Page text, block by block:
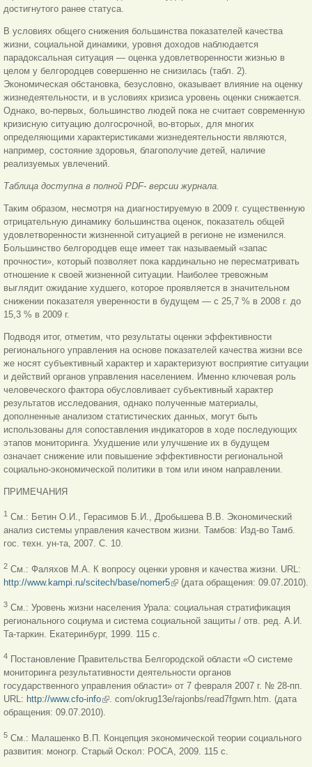
достигнутого ранее статуса.
В условиях общего снижения большинства показателей качества
жизни, социальной динамики, уровня доходов наблюдается
парадоксальная ситуация — оценка удовлетворенности жизнью в
целом у белгородцев совершенно не снизилась (табл. 2).
Экономическая обстановка, безусловно, оказывает влияние на оценку
жизнедеятельности, и в условиях кризиса уровень оценки снижается.
Однако, во-первых, большинство людей пока не считает современную
кризисную ситуацию долгосрочной, во-вторых, для многих
определяющими характеристиками жизнедеятельности являются,
например, состояние здоровья, благополучие детей, наличие
реализуемых увлечений.
Таблица доступна в полной PDF- версии журнала.
Таким образом, несмотря на диагностируемую в 2009 г. существенную
отрицательную динамику большинства оценок, показатель общей
удовлетворенности жизненной ситуацией в регионе не изменился.
Большинство белгородцев еще имеет так называемый «запас
прочности», который позволяет пока кардинально не пересматривать
отношение к своей жизненной ситуации. Наиболее тревожным
выглядит ожидание худшего, которое проявляется в значительном
снижении показателя уверенности в будущем — с 25,7 % в 2008 г. до
15,3 % в 2009 г.
Подводя итог, отметим, что результаты оценки эффективности
регионального управления на основе показателей качества жизни все
же носят субъективный характер и характеризуют восприятие ситуации
и действий органов управления населением. Именно ключевая роль
человеческого фактора обусловливает субъективный характер
результатов исследования, однако полученные материалы,
дополненные анализом статистических данных, могут быть
использованы для сопоставления индикаторов в ходе последующих
этапов мониторинга. Ухудшение или улучшение их в будущем
означает снижение или повышение эффективности региональной
социально-экономической политики в том или ином направлении.
ПРИМЕЧАНИЯ
1 См.: Бетин О.И., Герасимов Б.И., Дробышева В.В. Экономический
анализ системы управления качеством жизни. Тамбов: Изд-во Тамб.
гос. техн. ун-та, 2007. С. 10.
2 См.: Фаляхов М.А. К вопросу оценки уровня и качества жизни. URL:
http://www.kampi.ru/scitech/base/nomer5(внешняя ссылка)
(дата обращения: 09.07.2010).
3 См.: Уровень жизни населения Урала: социальная стратификация
регионального социума и система социальной защиты / отв. ред. А.И.
Та-таркин. Екатеринбург, 1999. 115 с.
4 Постановление Правительства Белгородской области «О системе
мониторинга результативности деятельности органов
государственного управления области» от 7 февраля 2007 г. № 28-пп.
URL: http://www.cfo-info(внешняя ссылка)
. com/okrug13e/rajonbs/read7fgwrn.htm. (дата
обращения: 09.07.2010).
5 См.: Малашенко В.П. Концепция экономической теории социального
развития: моногр. Старый Оскол: РОСА, 2009. 115 с.